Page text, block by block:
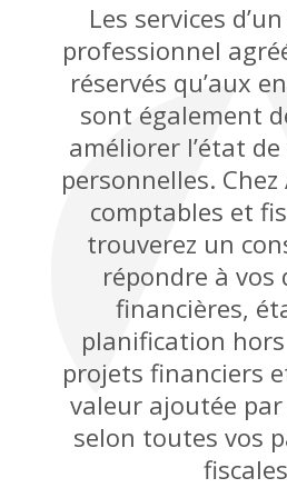
Les services
professionnel
réservés qu’aux
sont également
améliorer l’état
personnelles. Chez
comptables et
trouverez un
répondre à vos
financières,
planification
projets financiers
valeur ajoutée par
selon toutes vos